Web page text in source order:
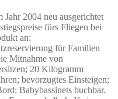
Jahr 2004 neu ausgerichtet
fürs Fliegen bei
an:
für Familien
Mitnahme von
20 Kilogramm
bevorzugtes Einsteigen;
Babybassinets buchbar.